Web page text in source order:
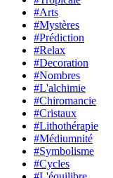
#Arts
#Mystères
#Prédiction
#Relax
#Decoration
#Nombres
#L'alchimie
#Chiromancie
#Cristaux
#Lithothérapie
#Médiumnité
#Symbolisme
#Cycles